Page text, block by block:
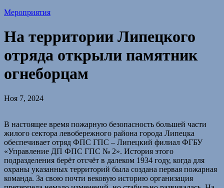
Мероприятия
На территории Липецкого
отряда открыли памятник
огнеборцам
Ноя 7, 2024
В настоящее время пожарную безопасность большей части
жилого сектора левобережного района города Липецка
обеспечивает отряд ФПС ГПС – Липецкий филиал ФГБУ
«Управление ДП ФПС ГПС № 2». История этого
подразделения берёт отсчёт в далеком 1934 году, когда для
охраны указанных территорий была создана первая пожарная
команда. За свою почти вековую историю организация